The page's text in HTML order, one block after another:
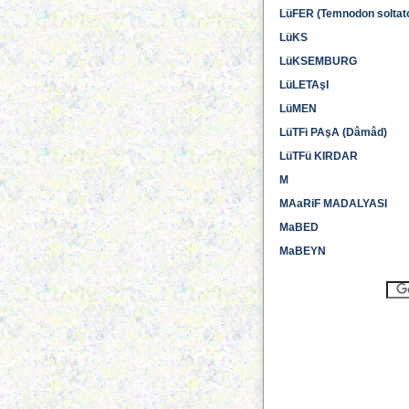
LüFER (Temnodon
LüKS
LüKSEMBURG
LüLETAşI
LüMEN
LüTFi PAşA (Dâmâd)
LüTFü KIRDAR
M
MAaRiF MADALYASI
MaBED
MaBEYN